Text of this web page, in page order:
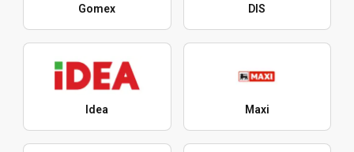
Gomex DIS
Idea Maxi